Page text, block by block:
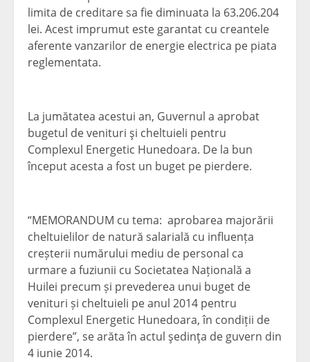
limita de creditare sa fie diminuata la 63.206.204
lei. Acest imprumut este garantat cu creantele
aferente vanzarilor de energie electrica pe piata
reglementata.
La jumătatea acestui an, Guvernul a aprobat
bugetul de venituri şi cheltuieli pentru
Complexul Energetic Hunedoara. De la bun
început acesta a fost un buget pe pierdere.
“MEMORANDUM cu tema: aprobarea majorării
cheltuielilor de natură salarială cu influența
creșterii numărului mediu de personal ca
urmare a fuziunii cu Societatea Națională a
Huilei precum și prevederea unui buget de
venituri și cheltuieli pe anul 2014 pentru
Complexul Energetic Hunedoara, în condiții de
pierdere”, se arăta în actul şedinţa de guvern din
4 iunie 2014.